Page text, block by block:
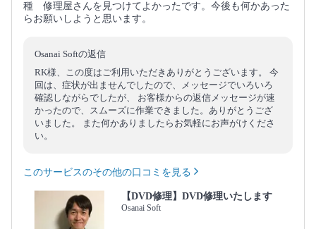
種 修理屋さんを見つけてよかったです。今後も何かあった
らお願いしようと思います。
Osanai Softの返信
RK様、この度はご利用いただきありがとうございます。 今
回は、症状が出ませんでしたので、メッセージでいろいろ
確認しながらでしたが、 お客様からの返信メッセージが速
かったので、スムーズに作業できました。ありがとうござ
いました。 また何かありましたらお気軽にお声がけくださ
い。
このサービスのその他の口コミを見る
【DVD修理】DVD修理いたします
Osanai Soft